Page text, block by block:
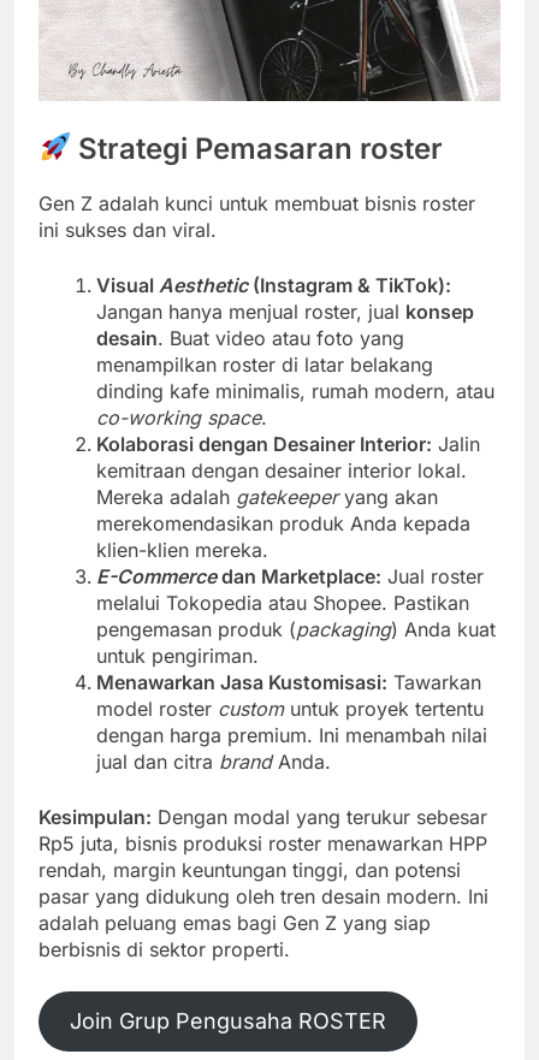
Strategi Pemasaran roster
Gen Z adalah kunci untuk membuat bisnis roster
ini sukses dan viral.
Visual Aesthetic(Instagram & TikTok):
Jangan hanya menjual roster, jual konsep
desain. Buat video atau foto yang
menampilkan roster di latar belakang
dinding kafe minimalis, rumah modern, atau
co-working space.
Kolaborasi dengan Desainer Interior: Jalin
kemitraan dengan desainer interior lokal.
Mereka adalah gatekeeperyang akan
merekomendasikan produk Anda kepada
klien-klien mereka.
E-Commercedan Marketplace: Jual roster
melalui Tokopedia atau Shopee. Pastikan
pengemasan produk (packaging) Anda kuat
untuk pengiriman.
Menawarkan Jasa Kustomisasi: Tawarkan
model roster customuntuk proyek tertentu
dengan harga premium. Ini menambah nilai
jual dan citra brandAnda.
Kesimpulan: Dengan modal yang terukur sebesar
Rp5 juta, bisnis produksi roster menawarkan HPP
rendah, margin keuntungan tinggi, dan potensi
pasar yang didukung oleh tren desain modern. Ini
adalah peluang emas bagi Gen Z yang siap
berbisnis di sektor properti.
Join Grup Pengusaha ROSTER